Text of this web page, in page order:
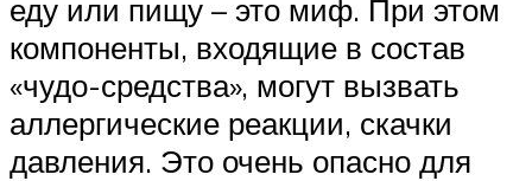
еду или пищу – это миф. При этом
компоненты, входящие в состав
«чудо-средства», могут вызвать
аллергические реакции, скачки
давления. Это очень опасно для